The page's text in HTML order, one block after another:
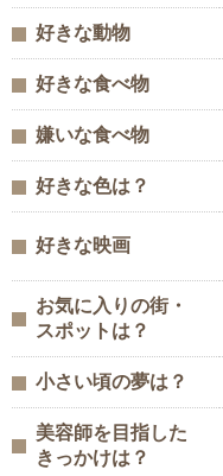
好きな動物
好きな食べ物
嫌いな食べ物
好きな色は？
好きな映画
お気に入りの街・
スポットは？
小さい頃の夢は？
美容師を目指した
きっかけは？